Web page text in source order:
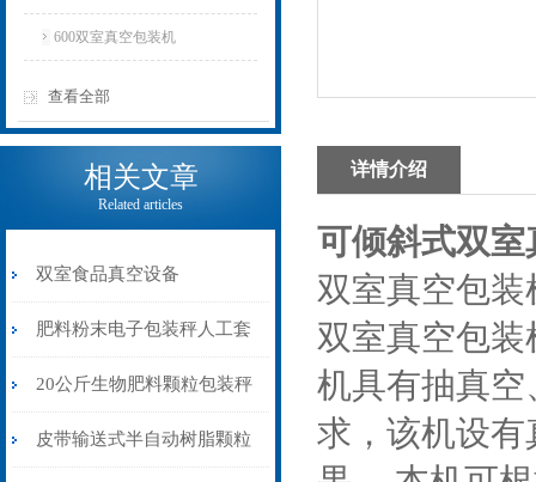
600双室真空包装机
查看全部
相关文章
Related articles
双室食品真空设备
肥料粉末电子包装秤人工套
袋输送缝包一体
20公斤生物肥料颗粒包装秤
皮带输送式厂家可定制
皮带输送式半自动树脂颗粒
详情介绍
可倾斜式双
双室真空包装
双室真空包
机具有抽真
求，该机设